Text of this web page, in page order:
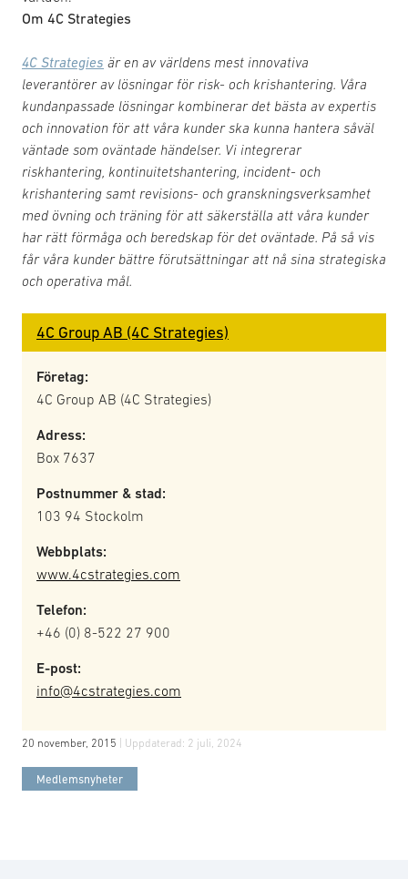
Om 4C Strategies
4C Strategies är en av världens mest innovativa
leverantörer av lösningar för risk- och krishantering. Våra
kundanpassade lösningar kombinerar det bästa av expertis
och innovation för att våra kunder ska kunna hantera såväl
väntade som oväntade händelser. Vi integrerar
riskhantering, kontinuitetshantering, incident- och
krishantering samt revisions- och granskningsverksamhet
med övning och träning för att säkerställa att våra kunder
har rätt förmåga och beredskap för det oväntade. På så vis
får våra kunder bättre förutsättningar att nå sina strategiska
och operativa mål.
4C Group AB (4C Strategies)
Företag:
4C Group AB (4C Strategies)
Adress:
Box 7637
Postnummer & stad:
103 94 Stockolm
Webbplats:
www.4cstrategies.com
Telefon:
+46 (0) 8-522 27 900
E-post:
info@4cstrategies.com
20 november, 2015 | Uppdaterad: 2 juli, 2024
Medlemsnyheter